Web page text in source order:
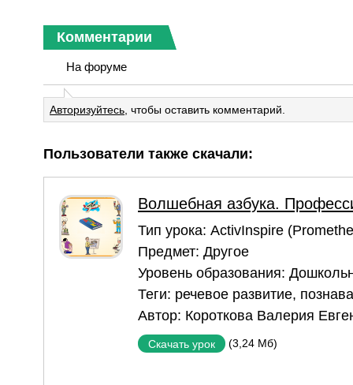
Комментарии
На форуме
Авторизуйтесь , чтобы оставить комментарий.
Пользователи также скачали:
Волшебная азбука.
Тип урока: ActivInspire
Предмет: Другое
Уровень образования:
Теги: речевое развитие,
Автор: Короткова Валерия
Скачать урок (3,24 Мб)